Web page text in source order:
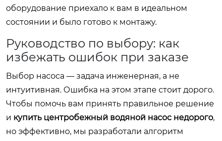
оборудование приехало к вам в идеальном
состоянии и было готово к монтажу.
Руководство по выбору: как
избежать ошибок при заказе
Выбор насоса — задача инженерная, а не
интуитивная. Ошибка на этом этапе стоит дорого.
Чтобы помочь вам принять правильное решение
и купить центробежный водяной насос недорого,
но эффективно, мы разработали алгоритм